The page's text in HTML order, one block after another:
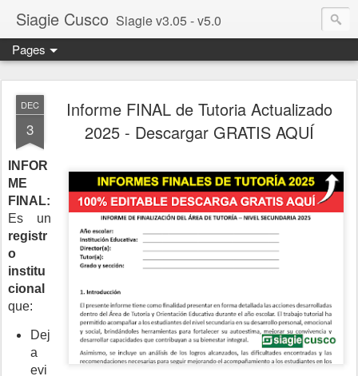
Siagie Cusco Siagie v3.05 - v5.0
Pages
DEC
3
Informe FINAL de Tutoria Actualizado
2025 - Descargar GRATIS AQUÍ
INFOR
ME
FINAL:
Es un
registr
o
institu
cional
que:
Dej
a
evi